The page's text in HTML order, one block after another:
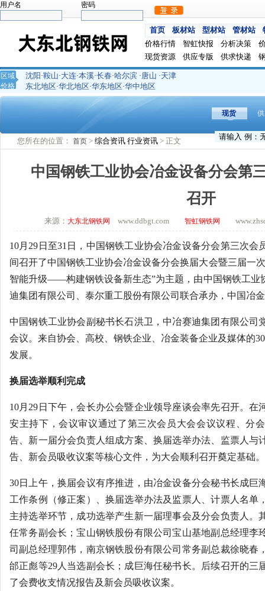
用户名 密码
首页 板材站 型材站 管材站
价格行情
智虹快报 分析决策
现货资源
供应专版 供求快递
区域
价格
沈阳 ·鞍山·大连·本溪·长春·哈尔滨 ·唐山 ·天津
东北地区·华北地区·华东地区·华中地区
现货
您所在的位置： 首页 > 综合资讯 行业资讯 > 正文
中国钢铁工业协会冶金设备分会第
召开
来源：大东北钢铁网 www.ddbgt.com智虹钢铁网
10月29日至31日，中国钢铁工业协会冶金设备分会第三次会
间召开了中国钢铁工业协会冶金设备分会换届大会暨三届一
智能升级——构建钢铁设备新生态”为主题，由中国钢铁工业
迪集团有限公司、泰尔重工股份有限公司联合承办，中国冶
中国钢铁工业协会副秘书长石洪卫，中冶赛迪集团有限公司
会议。来自协会、高校、钢铁企业、冶金装备企业及媒体的
发展。
换届选举顺利完成
10月29日下午，会长办公会暨企业领导座谈会率先召开。在
安主持下，会议审议通过了第三次会员大会会议议程、分
告、新一届分会负责人组成方案、换届选举办法、监票人与
告、新会员吸收议案等核心文件，为大会顺利召开奠定基础。
30日上午，换届会议有序推进，由冶金设备分会秘书长成巨
工作条例（修正案）、换届选举办法及监票人、计票人名单
主持选举环节，成功选举产生新一届理事会及分会负责人。
任常务副会长；宝山钢铁股份有限公司宝山基地副总经理李
司副总经理郭伟，南京钢铁股份有限公司常务副总裁徐晓春
邰正彪等29人当选副会长；成巨海任秘书长。后续召开的三
了会费收支情况报告及新会员吸收议案。